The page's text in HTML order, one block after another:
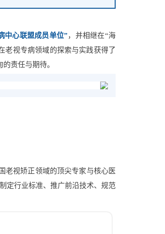
中心联盟成员单位”，并相继在“海
老视专病领域的探索与实践获得了
责任与期待。
老视矫正领域的顶尖专家与核心医
定行业标准、推广前沿技术、规范